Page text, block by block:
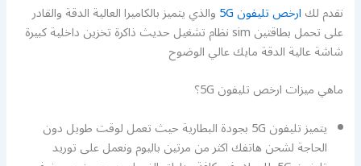
نقدم لكارخص تليفون 5G والذي يتميز بالكاميرا العالية الدقة والقادر
على تحمل بطاقتين sim نظام تشغيل حديث ذاكرة تخزين داخلية كبيرة
شاشة عالية الدقة مايك عالي الوضوح
ماهي ميزات ارخص تليفون 5G؟
يتميز تليفون 5G بجودة البطارية حيث تعمل لوقت طويل دون
الحاجة لشحن هاتفك اكثر من مرتين باليوم ونعمل على توريد